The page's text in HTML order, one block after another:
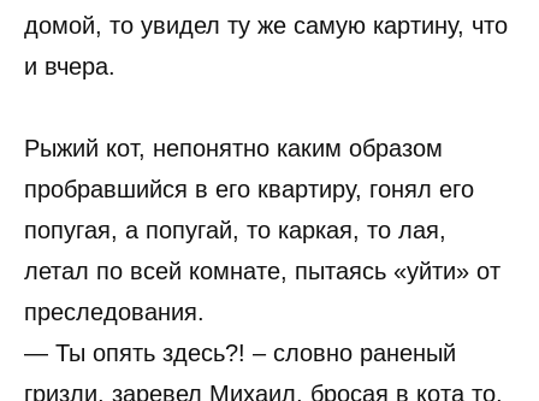
домой, то увидел ту же самую картину, что
и вчера.
Рыжий кот, непонятно каким образом
пробравшийся в его квартиру, гонял его
попугая, а попугай, то каркая, то лая,
летал по всей комнате, пытаясь «уйти» от
преследования.
— Ты опять здесь?! – словно раненый
гризли, заревел Михаил, бросая в кота то,